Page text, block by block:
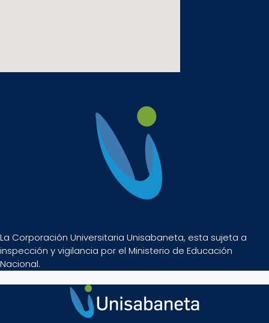
La Corporación Universitaria Unisabaneta, esta sujeta a
inspección y vigilancia por el Ministerio de Educación
Nacional.